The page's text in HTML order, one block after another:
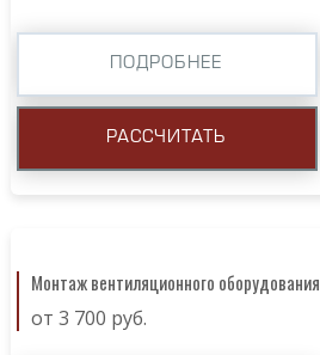
ПОДРОБНЕЕ
РАССЧИТАТЬ
Монтаж вентиляционного оборудования
от 3 700 руб.